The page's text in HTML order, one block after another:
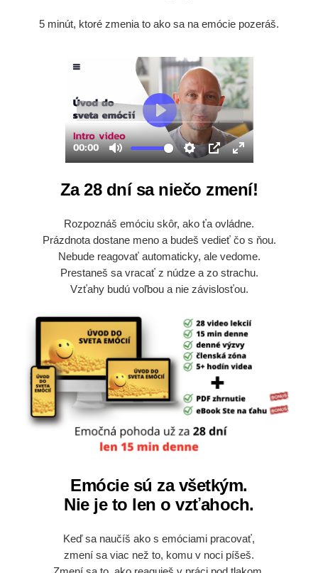
5 minút, ktoré zmenia to ako sa na emócie pozeráš.
Za 28 dní sa niečo zmení!
Rozpoznáš emóciu skôr, ako ťa ovládne.
Prázdnota dostane meno a budeš vedieť čo s ňou.
Nebude reagovať automaticky, ale vedome.
Prestaneš sa vracať z núdze a zo strachu.
Vzťahy budú voľbou a nie závislosťou.
Emócie sú za všetkým.
Nie je to len o vzťahoch.
Keď sa naučíš ako s emóciami pracovať,
zmení sa viac než to, komu v noci píšeš.